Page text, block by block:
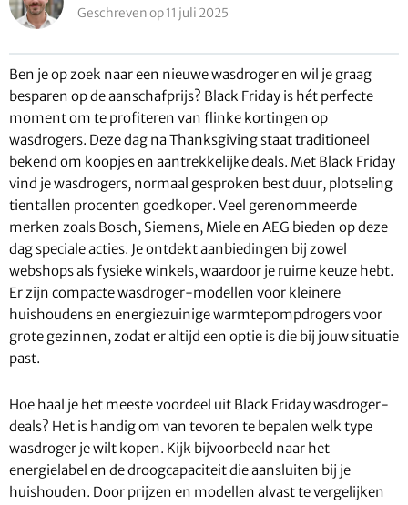
Geschreven op 11 juli 2025
Ben je op zoek naar een nieuwe wasdroger en wil je graag
besparen op de aanschafprijs? Black Friday is hét perfecte
moment om te profiteren van flinke kortingen op
wasdrogers. Deze dag na Thanksgiving staat traditioneel
bekend om koopjes en aantrekkelijke deals. Met Black Friday
vind je wasdrogers, normaal gesproken best duur, plotseling
tientallen procenten goedkoper. Veel gerenommeerde
merken zoals Bosch, Siemens, Miele en AEG bieden op deze
dag speciale acties. Je ontdekt aanbiedingen bij zowel
webshops als fysieke winkels, waardoor je ruime keuze hebt.
Er zijn compacte wasdroger-modellen voor kleinere
huishoudens en energiezuinige warmtepompdrogers voor
grote gezinnen, zodat er altijd een optie is die bij jouw situatie
past.
Hoe haal je het meeste voordeel uit Black Friday wasdroger-
deals? Het is handig om van tevoren te bepalen welk type
wasdroger je wilt kopen. Kijk bijvoorbeeld naar het
energielabel en de droogcapaciteit die aansluiten bij je
huishouden. Door prijzen en modellen alvast te vergelijken